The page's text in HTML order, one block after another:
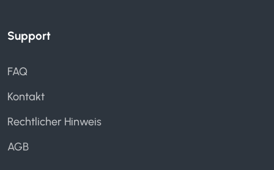
Support
FAQ
Kontakt
Rechtlicher Hinweis
AGB